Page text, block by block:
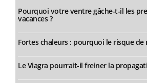
Pourquoi votre ventre gâche-t-il les
vacances ?
Fortes chaleurs : pourquoi le risque de
Le Viagra pourrait-il freiner la